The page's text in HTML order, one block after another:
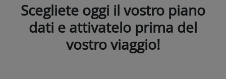
Scegliete oggi il vostro piano
dati e attivatelo prima del
vostro viaggio!